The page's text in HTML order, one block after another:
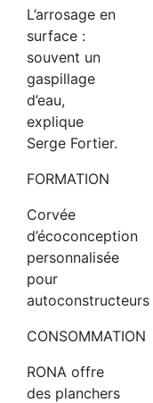
L’arrosage en
surface :
souvent un
gaspillage
d’eau,
explique
Serge Fortier.
FORMATION
Corvée
d’écoconception
personnalisée
pour
autoconstructeurs
CONSOMMATION
RONA offre
des planchers